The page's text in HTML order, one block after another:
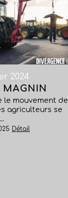
2024
MAGNIN
le mouvement de
agriculteurs se
Détail